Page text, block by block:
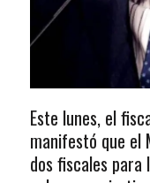
Este lunes, el
manifestó que el
dos fiscales para